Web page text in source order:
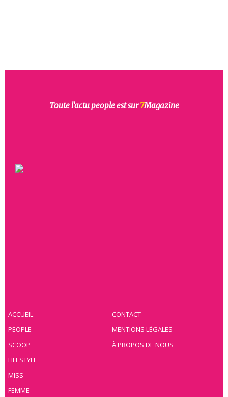
Toute l’actu people est sur7Magazine
ACCUEIL
PEOPLE
SCOOP
LIFESTYLE
MISS
FEMME
CONTACT
MENTIONS LÉGALES
À PROPOS DE NOUS